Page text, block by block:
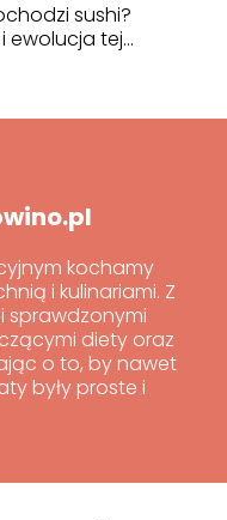
sushi?
ewolucja tej
kochamy
i kulinariami. Z
sprawdzonymi
diety oraz
o to, by nawet
były proste i